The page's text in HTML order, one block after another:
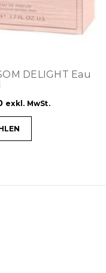
DELIGHT Eau
exkl. MwSt.